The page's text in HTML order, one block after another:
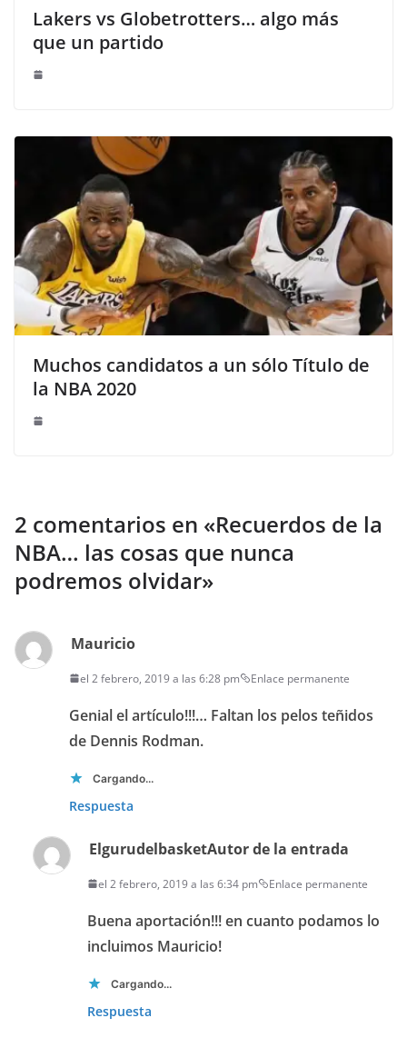
Lakers vs Globetrotters… algo más
que un partido
Muchos candidatos a un sólo Título de
la NBA 2020
2 comentarios en «Recuerdos de la
NBA… las cosas que nunca
podremos olvidar»
Mauricio
el 2 febrero, 2019 a las 6:28 pm Enlace permanente
Genial el artículo!!!… Faltan los pelos teñidos
de Dennis Rodman.
Cargando...
Respuesta
ElgurudelbasketAutor de la entrada
el 2 febrero, 2019 a las 6:34 pm Enlace permanente
Buena aportación!!! en cuanto podamos lo
incluimos Mauricio!
Cargando...
Respuesta